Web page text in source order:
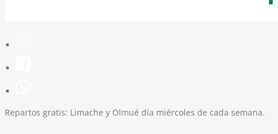
Repartos gratis: Limache y Olmué día miércoles de cada semana.